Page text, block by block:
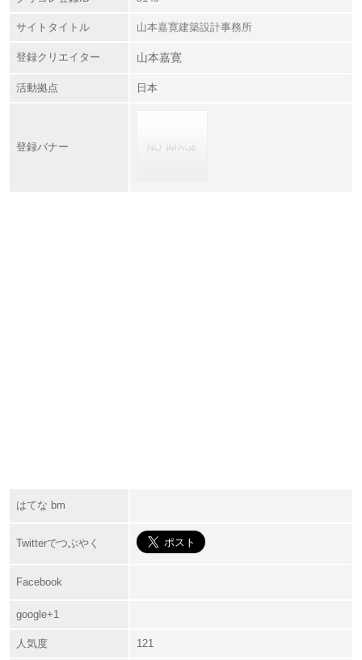
サイトタイトル 山本嘉寛建築設計事務所
登録クリエイター 山本嘉寛
活動拠点 日本
登録バナー
はてな bm
Twitterでつぶやく
Facebook
google+1
人気度 121